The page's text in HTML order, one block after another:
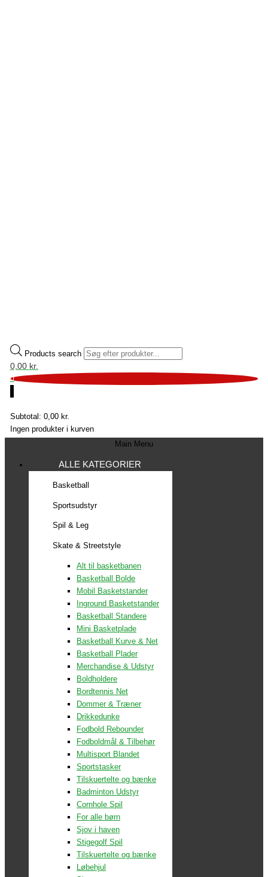
Products search
0,00 kr.
0
Subtotal: 0,00 kr.
Ingen produkter i kurven
Main Menu
ALLE KATEGORIER
Basketball
Sportsudstyr
Spil & Leg
Skate & Streetstyle
Alt til basketbanen
Basketball Bolde
Mobil Basketstander
Inground Basketstander
Basketball Standere
Mini Basketplade
Basketball Kurve & Net
Basketball Plader
Merchandise & Udstyr
Boldholdere
Bordtennis Net
Dommer & Træner
Drikkedunke
Fodbold Rebounder
Fodboldmål & Tilbehør
Multisport Blandet
Sportstasker
Tilskuertelte og bænke
Badminton Udstyr
Cornhole Spil
For alle børn
Sjov i haven
Stigegolf Spil
Tilskuertelte og bænke
Løbehjul